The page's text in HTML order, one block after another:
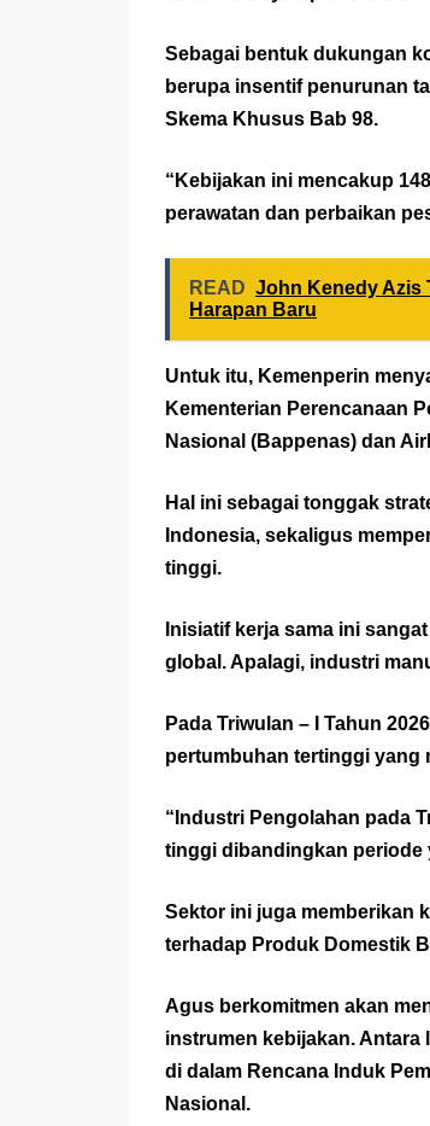
Sebagai bentuk dukungan
berupa insentif penurunan
Skema Khusus Bab 98.
“Kebijakan ini mencakup
perawatan dan perbaikan
READ John Kenedy Azis
Harapan Baru
Untuk itu, Kemenperin
Kementerian Perencanaan
Nasional (Bappenas) dan
Hal ini sebagai tonggak
Indonesia, sekaligus
tinggi.
Inisiatif kerja sama ini
global. Apalagi, industri
Pada Triwulan – I Tahun
pertumbuhan tertinggi yang
“Industri Pengolahan pada
tinggi dibandingkan periode
Sektor ini juga memberikan
terhadap Produk Domestik
Agus berkomitmen akan
instrumen kebijakan.
di dalam Rencana Induk
Nasional.